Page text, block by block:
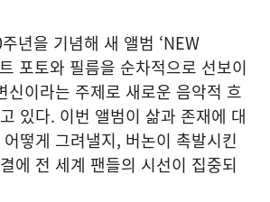
년을 기념해 새 앨범 ‘NEW
포토와 필름을 순차적으로 선보이
신이라는 주제로 새로운 음악적 흐
있다. 이번 앨범이 삶과 존재에 대
떻게 그려낼지, 버논이 촉발시킨
에 전 세계 팬들의 시선이 집중되